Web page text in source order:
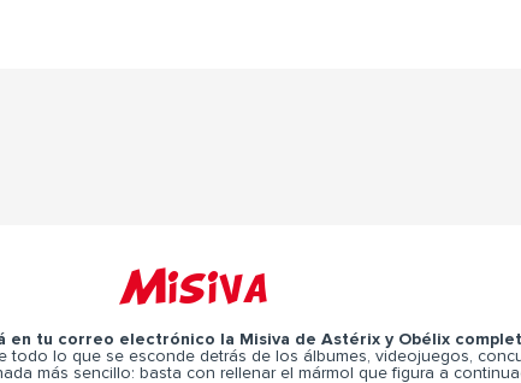
Misiva
en tu correo electrónico la Misiva de Astérix y Obélix
todo lo que se esconde detrás de los álbumes, videojuegos,
más sencillo: basta con rellenar el mármol que figura a